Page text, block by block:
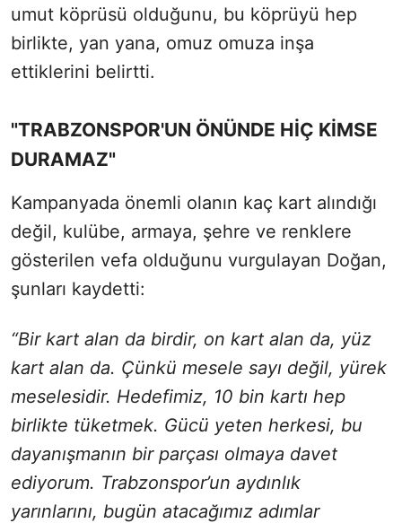
umut köprüsü olduğunu, bu köprüyü hep
birlikte, yan yana, omuz omuza inşa
ettiklerini belirtti.
"TRABZONSPOR'UN ÖNÜNDE HİÇ KİMSE
DURAMAZ"
Kampanyada önemli olanın kaç kart alındığı
değil, kulübe, armaya, şehre ve renklere
gösterilen vefa olduğunu vurgulayan Doğan,
şunları kaydetti:
“Bir kart alan da birdir, on kart alan da, yüz
kart alan da. Çünkü mesele sayı değil, yürek
meselesidir. Hedefimiz, 10 bin kartı hep
birlikte tüketmek. Gücü yeten herkesi, bu
dayanışmanın bir parçası olmaya davet
ediyorum. Trabzonspor’un aydınlık
yarınlarını, bugün atacağımız adımlar